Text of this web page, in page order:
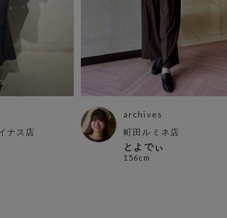
ナス店
archives
町田ルミネ店
とよでぃ
156cm